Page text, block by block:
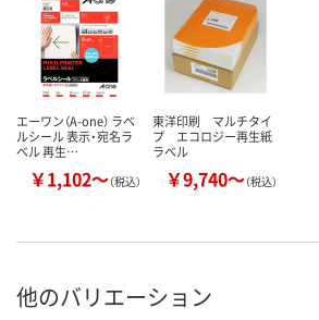
エーワン（A-one） ラベ
ルシール 表示・宛名ラ
ベル 再生…
￥1,102～（税込）
東洋印刷 マルチタイ
プ エコロジー再生紙
ラベル
￥9,740～（税込）
他のバリエーション